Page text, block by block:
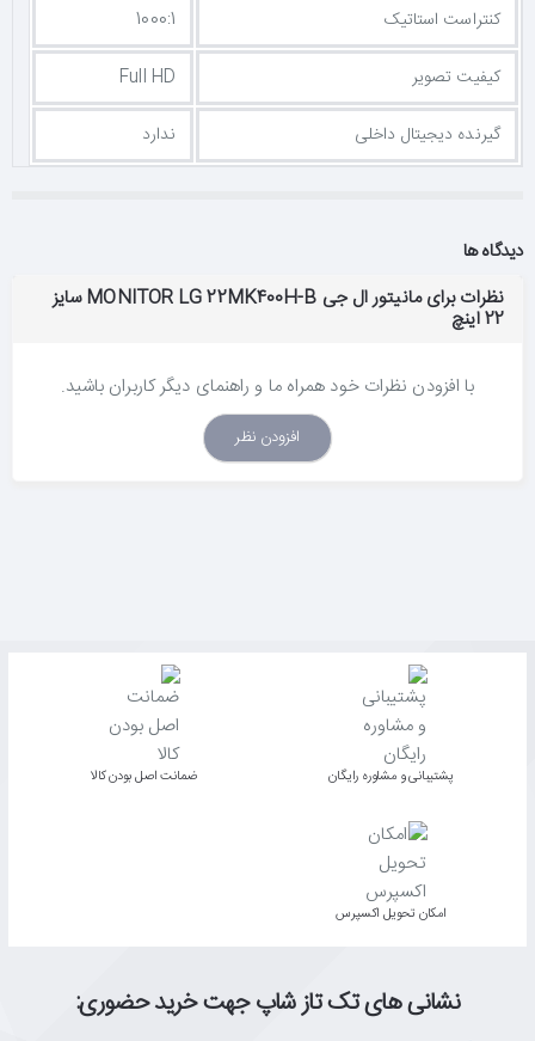
کنتراست استاتیک
1000:1
کیفیت تصویر
Full HD
گیرنده دیجیتال داخلی
ندارد
دیدگاه ها
نظرات برای مانیتور ال جی MONITOR LG 22MK400H-B سایز
22 اینچ
با افزودن نظرات خود همراه ما و راهنمای دیگر کاربران باشید.
افزودن نظر
پشتیبانی و مشاوره رایگان ﺿﻤﺎﻧﺖ اﺻﻞ ﺑﻮدن ﮐﺎﻟﺎ
اﻣﮑﺎن ﺗﺤﻮﯾﻞ اﮐﺴﭙﺮس
نشانی های تک تاز شاپ جهت خرید حضوری: